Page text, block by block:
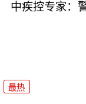
中疾控专家：
最热